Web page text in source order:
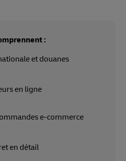
:
et douanes
en ligne
e-commerce
en détail